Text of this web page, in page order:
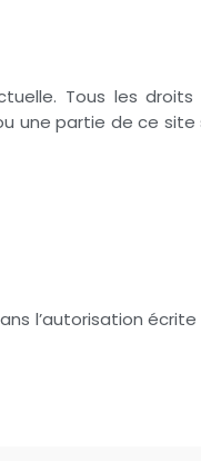
Tous les droits
une partie de ce site
l’autorisation